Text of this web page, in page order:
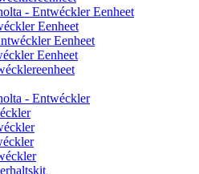
- Entwéckler Eenheet
Eenheet
Eenheet
Eenheet
- Entwéckler